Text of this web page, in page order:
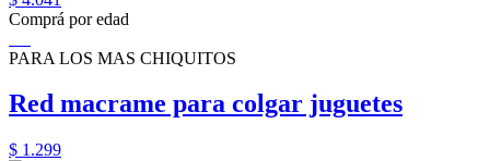
Comprá por edad
PARA LOS MAS CHIQUITOS
Red macrame para colgar juguetes
$ 1.299